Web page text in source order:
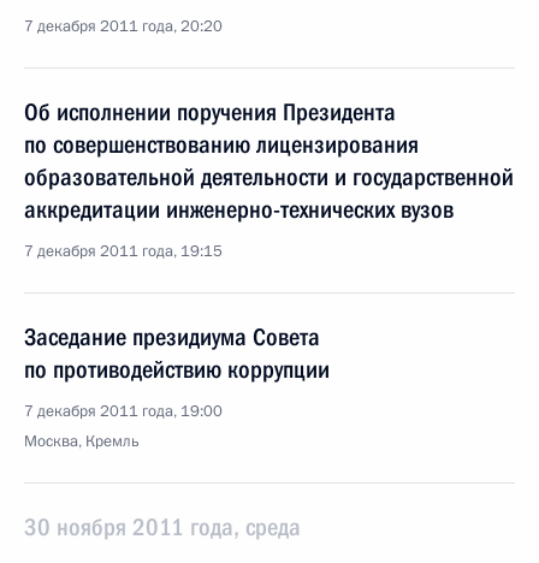
7 декабря 2011 года, 20:20
Об исполнении поручения Президента
по совершенствованию лицензирования
образовательной деятельности и государственной
аккредитации инженерно-технических вузов
7 декабря 2011 года, 19:15
Заседание президиума Совета
по противодействию коррупции
7 декабря 2011 года, 19:00
Москва, Кремль
30 ноября 2011 года, среда